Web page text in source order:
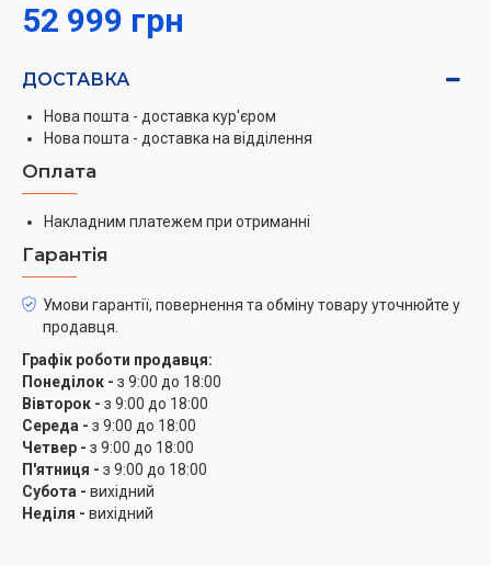
52 999 грн
ДОСТАВКА
Нова пошта - доставка кур'єром
Нова пошта - доставка на відділення
Оплата
Накладним платежем при отриманні
Гарантія
Умови гарантії, повернення та обміну товару уточнюйте у
продавця.
Графік роботи продавця:
Понеділок - з 9:00 до 18:00
Вівторок - з 9:00 до 18:00
Середа - з 9:00 до 18:00
Четвер - з 9:00 до 18:00
П'ятниця - з 9:00 до 18:00
Субота - вихідний
Неділя - вихідний